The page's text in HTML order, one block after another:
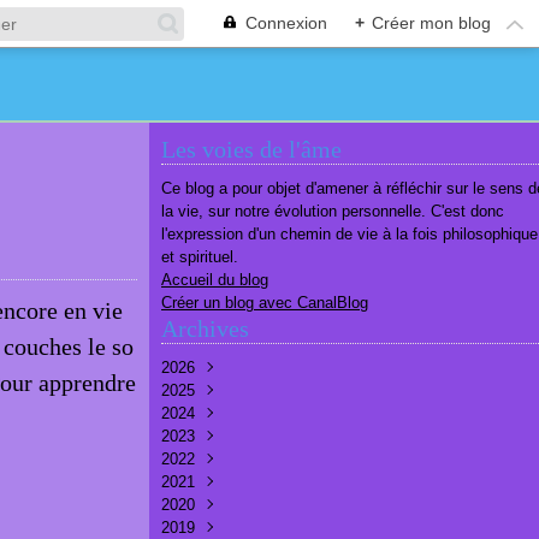
Connexion + Créer mon blog
en vie
le so
apprendre
Les voies de l'âme
Ce blog a pour objet d'amener à réfléchir sur le sens
la vie, sur notre évolution personnelle. C'est donc
l'expression d'un chemin de vie à la fois philosophique
et spirituel.
Accueil du blog
Créer un blog avec CanalBlog
Archives
2026
Août
Juillet
Juin
Mai(7)
Avril
Mars
Février
2025
Décembre
Novembre
Octobre
Septembre
Août
Juillet
2024
Décembre
Novembre
Octobre
Septembre
Août
2023
Décembre
Novembre
Octobre
Septembre
2022
Décembre
Septembre
Août
2021
Décembre
Novembre
2020
Décembre
2019